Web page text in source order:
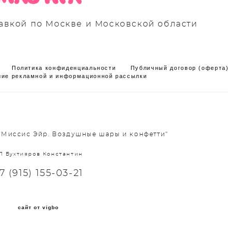
по Москве и Московской области
Политика конфиденциальности
Публичный договор (оферта)
рекламной и информационной рассылки
Эйр. Воздушные шары и конфетти"
Бухтияров Константин
(915) 155-03-21
сайт от vigbo